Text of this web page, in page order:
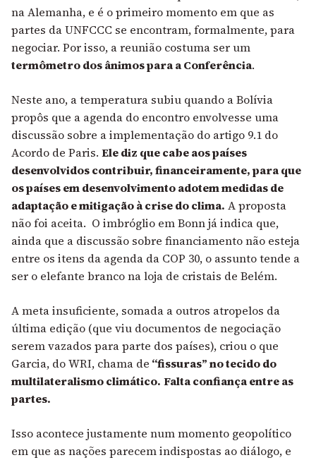
na Alemanha, e é o primeiro momento em que as
partes da UNFCCC se encontram, formalmente, para
negociar. Por isso, a reunião costuma ser um
termômetro dos ânimos para a Conferência.
Neste ano, a temperatura subiu quando a Bolívia
propôs que a agenda do encontro envolvesse uma
discussão sobre a implementação do artigo 9.1 do
Acordo de Paris. Ele diz que cabe aos países
desenvolvidos contribuir, financeiramente, para que
os países em desenvolvimento adotem medidas de
adaptação e mitigação à crise do clima. A proposta
não foi aceita. O imbróglio em Bonn já indica que,
ainda que a discussão sobre financiamento não esteja
entre os itens da agenda da COP 30, o assunto tende a
ser o elefante branco na loja de cristais de Belém.
A meta insuficiente, somada a outros atropelos da
última edição (que viu documentos de negociação
serem vazados para parte dos países), criou o que
Garcia, do WRI, chama de “fissuras” no tecido do
multilateralismo climático. Falta confiança entre as
partes.
Isso acontece justamente num momento geopolítico
em que as nações parecem indispostas ao diálogo, e